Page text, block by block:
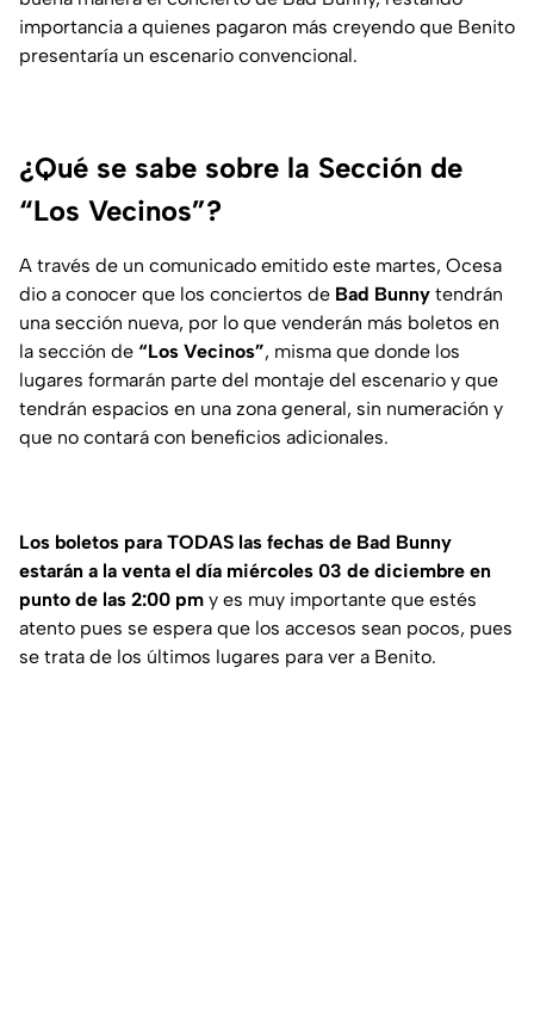
importancia a quienes pagaron más creyendo que Benito
presentaría un escenario convencional.
¿Qué se sabe sobre la Sección de
“Los Vecinos”?
A través de un comunicado emitido este martes, Ocesa
dio a conocer que los conciertos de Bad Bunny tendrán
una sección nueva, por lo que venderán más boletos en
la sección de “Los Vecinos”, misma que donde los
lugares formarán parte del montaje del escenario y que
tendrán espacios en una zona general, sin numeración y
que no contará con beneficios adicionales.
Los boletos para TODAS las fechas de Bad Bunny
estarán a la venta el día miércoles 03 de diciembre en
punto de las 2:00 pm y es muy importante que estés
atento pues se espera que los accesos sean pocos, pues
se trata de los últimos lugares para ver a Benito.